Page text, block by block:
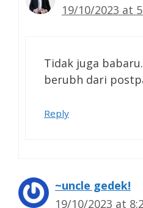
19/10/2023 at
Tidak juga
berubh dari
Reply
~uncle gedek!
19/10/2023 at